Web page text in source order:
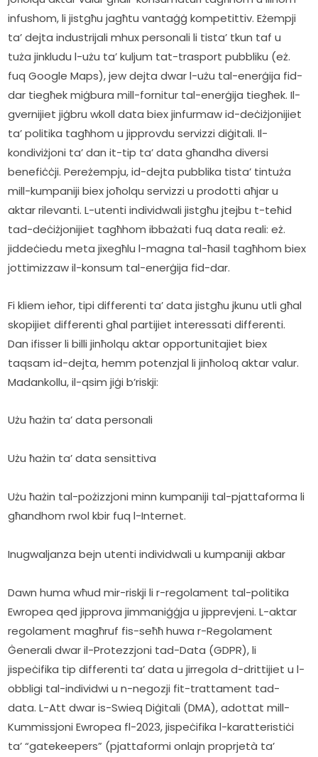
infushom, li jistgħu jagħtu vantaġġ kompetittiv. Eżempji
ta’ dejta industrijali mhux personali li tista’ tkun taf u
tuża jinkludu l-użu ta’ kuljum tat-trasport pubbliku (eż.
fuq Google Maps), jew dejta dwar l-użu tal-enerġija fid-
dar tiegħek miġbura mill-fornitur tal-enerġija tiegħek. Il-
gvernijiet jiġbru wkoll data biex jinfurmaw id-deċiżjonijiet
ta’ politika tagħhom u jipprovdu servizzi diġitali. Il-
kondiviżjoni ta’ dan it-tip ta’ data għandha diversi
benefiċċji. Pereżempju, id-dejta pubblika tista’ tintuża
mill-kumpaniji biex joħolqu servizzi u prodotti aħjar u
aktar rilevanti. L-utenti individwali jistgħu jtejbu t-teħid
tad-deċiżjonijiet tagħhom ibbażati fuq data reali: eż.
jiddeċiedu meta jixegħlu l-magna tal-ħasil tagħhom biex
jottimizzaw il-konsum tal-enerġija fid-dar.
Fi kliem ieħor, tipi differenti ta’ data jistgħu jkunu utli għal
skopijiet differenti għal partijiet interessati differenti.
Dan ifisser li billi jinħolqu aktar opportunitajiet biex
taqsam id-dejta, hemm potenzjal li jinħoloq aktar valur.
Madankollu, il-qsim jiġi b’riskji:
Użu ħażin ta’ data personali
Użu ħażin ta’ data sensittiva
Użu ħażin tal-pożizzjoni minn kumpaniji tal-pjattaforma li
għandhom rwol kbir fuq l-Internet.
Inugwaljanza bejn utenti individwali u kumpaniji akbar
Dawn huma wħud mir-riskji li r-regolament tal-politika
Ewropea qed jipprova jimmaniġġja u jipprevjeni. L-aktar
regolament magħruf fis-seħħ huwa r-Regolament
Ġenerali dwar il-Protezzjoni tad-Data (GDPR), li
jispeċifika tip differenti ta’ data u jirregola d-drittijiet u l-
obbligi tal-individwi u n-negozji fit-trattament tad-
data. L-Att dwar is-Swieq Diġitali (DMA), adottat mill-
Kummissjoni Ewropea fl-2023, jispeċifika l-karatteristiċi
ta’ “gatekeepers” (pjattaformi onlajn proprjetà ta’